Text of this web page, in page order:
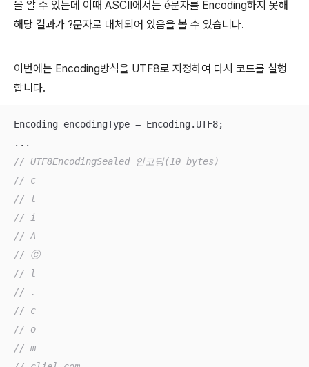
을 알 수 있는데 이때 ASCII에서는 é문자를 Encoding하지 못해
해당 결과가 ?문자로 대체되어 있음을 볼 수 있습니다.
이번에는 Encoding방식을 UTF8로 지정하여 다시 코드를 실행
합니다.
Encoding encodingType = Encoding.UTF8;
// UTF8EncodingSealed 인코딩(10 bytes)
// c
// l
// i
// A
// ⓒ
// l
// .
// c
// o
// m